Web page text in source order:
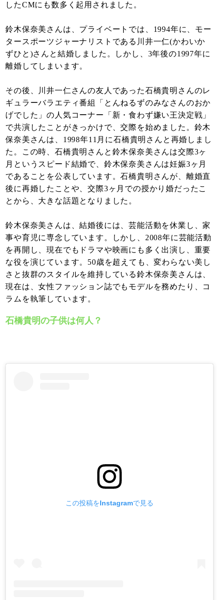
したCMにも数多く起用されました。
鈴木保奈美さんは、プライベートでは、1994年に、モー
タースポーツジャーナリストである川井一仁(かわいか
ずひと)さんと結婚しました。しかし、3年後の1997年に
離婚してしまいます。
その後、川井一仁さんの友人であった石橋貴明さんのレ
ギュラーバラエティ番組「とんねるずのみなさんのおか
げでした」の人気コーナー「新・食わず嫌い王決定戦」
で共演したことがきっかけで、交際を始めました。鈴木
保奈美さんは、1998年11月に石橋貴明さんと再婚しまし
た。この時、石橋貴明さんと鈴木保奈美さんは交際3ヶ
月というスピード結婚で、鈴木保奈美さんは妊娠3ヶ月
であることを公表しています。石橋貴明さんが、離婚直
後に再婚したことや、交際3ヶ月での授かり婚だったこ
とから、大きな話題となりました。
鈴木保奈美さんは、結婚後には、芸能活動を休業し、家
事や育児に専念しています。しかし、2008年に芸能活動
を再開し、現在でもドラマや映画にも多く出演し、重要
な役を演じています。50歳を超えても、変わらない美し
さと抜群のスタイルを維持している鈴木保奈美さんは、
現在は、女性ファッション誌でもモデルを務めたり、コ
ラムを執筆しています。
石橋貴明の子供は何人？
この投稿をInstagramで見る